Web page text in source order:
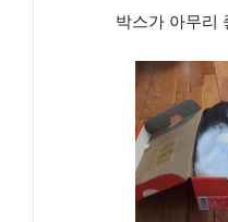
박스가 아무리